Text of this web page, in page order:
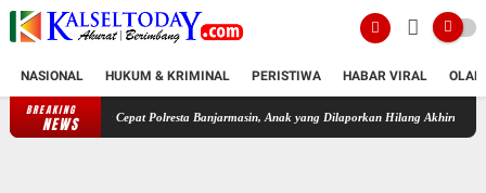
NASIONAL HUKUM & KRIMINAL PERISTIWA HABAR VIRAL
BREAKING
NEWS
Cepat Polresta Banjarmasin, Anak yang Dilaporkan Hilang Akhirnya Kembali ke Pelukan